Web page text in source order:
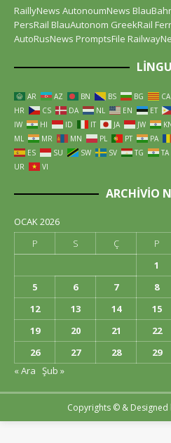
RaillyNews AutonoumNews
PersRail BlauAutonom GreekRail
AutoRusNews PromptsFile
AR AZ BN BS BG CA
HR
CS DA NL EN ET
IW
HI ID IT JA JW
ML
MR MN PL PT PA
ES
SU SW SV TG TA
UR
VI
ARCHIVIO
OCAK 2026
P
S Ç P
1
5
6 7 8
12
13 14 15
19
20 21 22
26
27 28 29
« Ara Şub »
Copyrights © & Designed